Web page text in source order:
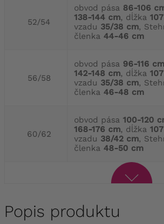
52/54
obvod pása 86-106
138-144 cm, dĺžka
vzadu 35/38 cm,
členka 44-46 cm
56/58
obvod pása 96-116 cm
142-148 cm, dĺžka
vzadu 35/38 cm,
členka 46-48 cm
60/62
obvod pása 100-120
168-176 cm, dĺžka
vzadu 38/42 cm,
členka 48-50 cm
Popis produktu